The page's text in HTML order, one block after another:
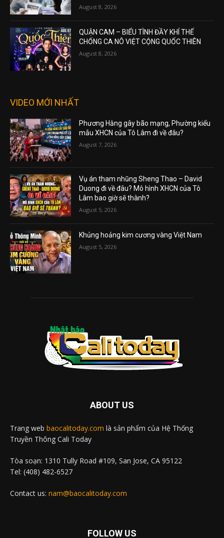
August 8, 2026
QUẬN CAM – BIỂU TÌNH ĐẦY KHÍ THẾ
CHỐNG CA NÔ VIỆT CỘNG QUỐC THIÊN
August 8, 2026
VIDEO MỚI NHẤT
Phương Hằng gây bão mạng, Phường kiểu
mẫu XHCN của Tô Lâm đi về đâu?
August 7, 2026
Vụ án tham nhũng Sheng Thao – David
Duong đi về đâu? Mô hình XHCN của Tô
Lâm bao giờ sẽ thành?
August 5, 2026
Khủng hoảng kim cương vàng Việt Nam
August 5, 2026
ABOUT US
Trang web baocalitoday.com là sản phẩm của Hệ Thống
Truyền Thông Cali Today
Tòa soạn: 1310 Tully Road #109, San Jose, CA 95122
Tel: (408) 482-6527
Contact us: nam@baocalitoday.com
FOLLOW US